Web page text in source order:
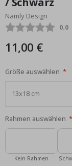
Bildgalerie
springen
Namly Design
0.0
11,00 €
Größe auswählen
Rahmen auswählen
Kein Rahmen